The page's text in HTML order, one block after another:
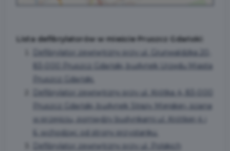
Lista defibrylatorów w mieście Pruszcz Gdański:
Defibrylator zewnętrzny przy ul. Grunwaldzka 20,
83-000 Pruszcz Gdański, budynek Urzędu Miasta
Pruszcz Gdański.
Defibrylator zewnętrzny przy ul. Krótka 4, 83-000
Pruszcz Gdański, budynek Straży Miejskiej, ściana
w przejściu, pomiędzy budynkami ul. Krótkiej 4 i
6, wchodząc od strony przystanku.
Defibrylator zewnętrzny przy ul. Polskich